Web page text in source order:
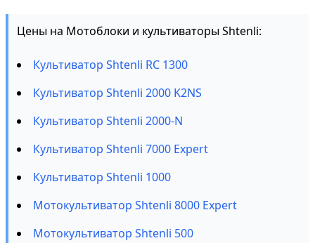
Цены на Мотоблоки и культиваторы Shtenli:
Культиватор Shtenli RC 1300
Культиватор Shtenli 2000 K2NS
Культиватор Shtenli 2000-N
Культиватор Shtenli 7000 Expert
Культиватор Shtenli 1000
Мотокультиватор Shtenli 8000 Expert
Мотокультиватор Shtenli 500